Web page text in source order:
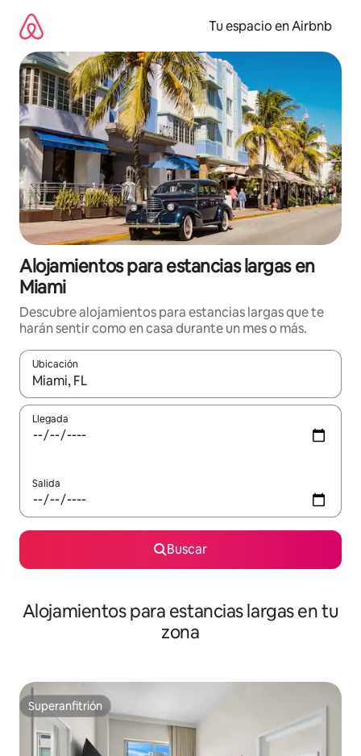
contenido
Tu espacio en Airbnb
Alojamientos para estancias largas en
Miami
Descubre alojamientos para estancias largas que te
harán sentir como en casa durante un mes o más.
Ubicación
Cuando los resultados estén disponibles, podrás navegar
Llegada
Salida
Buscar
Alojamientos para estancias largas en tu
zona
Superanfitrión
Superanfitrión